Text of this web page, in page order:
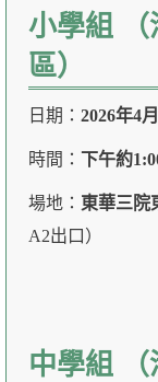
小學組 （
區）
日期： 2026年4
時間： 下午約
場地： 東華三院
A2出口）
中學組